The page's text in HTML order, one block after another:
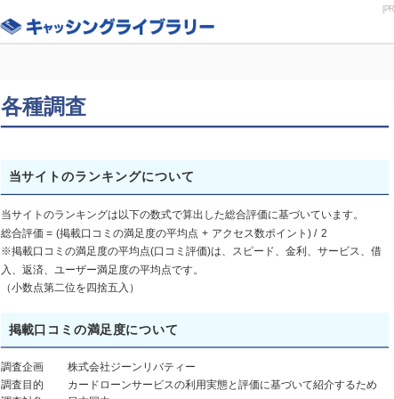
各種調査
当サイトのランキングについて
当サイトのランキングは以下の数式で算出した総合評価に基づいています。
総合評価 = (掲載口コミの満足度の平均点 + アクセス数ポイント) / 2
※掲載口コミの満足度の平均点(口コミ評価)は、スピード、金利、サービス、借
入、返済、ユーザー満足度の平均点です。
（小数点第二位を四捨五入）
掲載口コミの満足度について
調査企画 株式会社ジーンリバティー
調査目的
カードローンサービスの利用実態と評価に基づいて紹介するため